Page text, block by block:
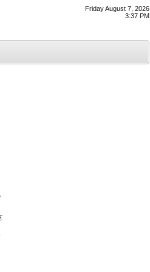
Friday August 7, 2026
3:37 PM